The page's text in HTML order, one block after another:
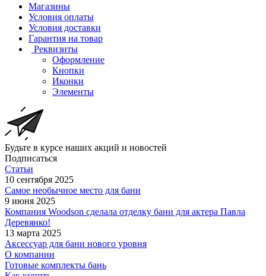
Магазины
Условия оплаты
Условия доставки
Гарантия на товар
Реквизиты
Оформление
Кнопки
Иконки
Элементы
Будьте в курсе наших акций и новостей
Подписаться
Статьи
10 сентября 2025
Самое необычное место для бани
9 июня 2025
Компания Woodson сделала отделку бани для актера Павла
Деревянко!
13 марта 2025
Аксессуар для бани нового уровня
О компании
Готовые комплекты бань